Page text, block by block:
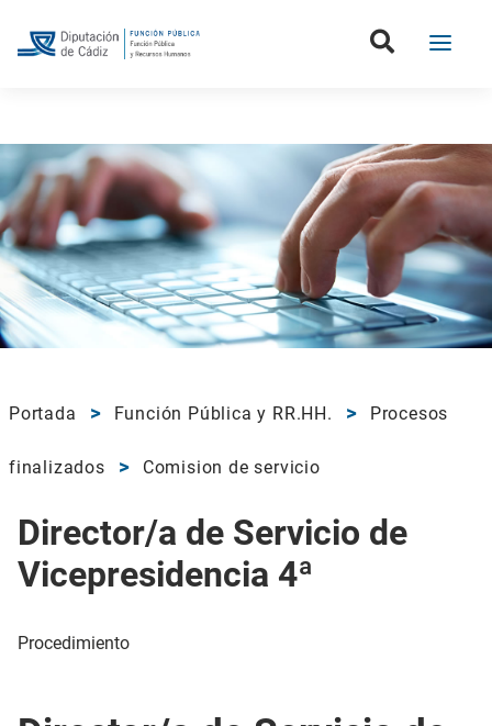
Portada Función Pública y RR.HH. Procesos
finalizados Comision de servicio
Director/a de Servicio de
Vicepresidencia 4ª
Procedimiento